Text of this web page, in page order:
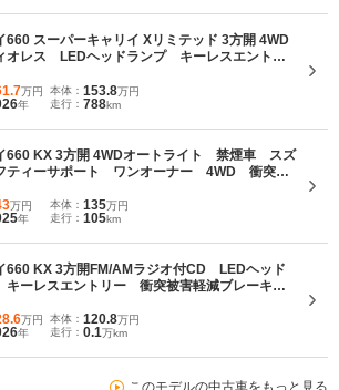
660 スーパーキャリイ Xリミテッド 3方開 4WD
オレス LEDヘッドランプ キーレスエントリ
軽減ブレーキ 後方誤発進抑制機能 フォグラ
アイドリングストップ
万円
年
本体： 153.8万円
走行： 788km
660 KX 3方開 4WDオートライト 禁煙車 スズ
ティーサポート ワンオーナー 4WD 衝突被
全ボディ 盗難防止システム
万円
年
本体： 135万円
走行： 105km
660 KX 3方開FM/AMラジオ付CD LEDヘッド
ーレスエントリー 衝突被害軽減ブレーキ
アイドリングストップ アングルポスト オ
ト
万円
年
本体： 120.8万円
走行： 0.1万km
このモデルの中古車をもっと見る